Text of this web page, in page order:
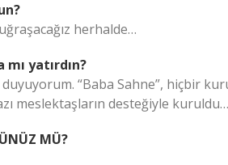
herhalde…
yatırdın?
“Baba Sahne”, hiçbir
meslektaşların desteğiyle kuruldu…
MÜ?